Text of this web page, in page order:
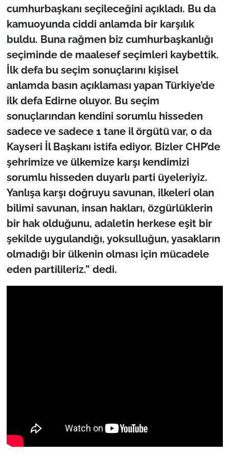
cumhurbaşkanı seçileceğini açıkladı. Bu da
kamuoyunda ciddi anlamda bir karşılık
buldu. Buna rağmen biz cumhurbaşkanlığı
seçiminde de maalesef seçimleri kaybettik.
İlk defa bu seçim sonuçlarını kişisel
anlamda basın açıklaması yapan Türkiye’de
ilk defa Edirne oluyor. Bu seçim
sonuçlarından kendini sorumlu hisseden
sadece ve sadece 1 tane il örgütü var, o da
Kayseri İl Başkanı istifa ediyor. Bizler CHP’de
şehrimize ve ülkemize karşı kendimizi
sorumlu hisseden duyarlı parti üyeleriyiz.
Yanlışa karşı doğruyu savunan, ilkeleri olan
bilimi savunan, insan hakları, özgürlüklerin
bir hak olduğunu, adaletin herkese eşit bir
şekilde uygulandığı, yoksulluğun, yasakların
olmadığı bir ülkenin olması için mücadele
eden partilileriz.” dedi.